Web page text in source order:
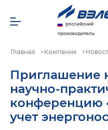
российский
производитель
Главная Компания
Приглашение
научно-
конференцию
учет